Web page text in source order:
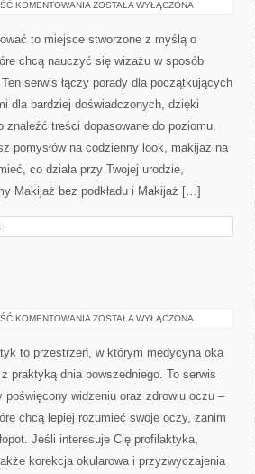
KOMENTOWANIA SELF-
WELLNESS
ZOSTAŁA WYŁĄCZONA
to miejsce stworzone z myślą o
chcą nauczyć się wizażu w sposób
serwis łączy porady dla początkujących
dla bardziej doświadczonych, dzięki
znaleźć treści dopasowane do poziomu.
pomysłów na codzienny look, makijaż na
co działa przy Twojej urodzie,
Makijaż bez podkładu i Makijaż […]
KOMENTOWANIA MEDYCYNA
ZOSTAŁA WYŁĄCZONA
to przestrzeń, w którym medycyna oka
praktyką dnia powszedniego. To serwis
poświęcony widzeniu oraz zdrowiu oczu –
chcą lepiej rozumieć swoje oczy, zanim
Jeśli interesuje Cię profilaktyka,
korekcja okularowa i przyzwyczajenia